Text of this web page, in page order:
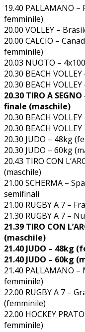
19.40 PALLAMANO
femminile)
20.00 VOLLEY –
20.00 CALCIO –
femminile)
20.03 NUOTO –
20.30 BEACH
20.30 BEACH
20.30 TIRO A
finale (maschile)
20.30 BEACH
20.30 BEACH
20.30 JUDO – 48kg
20.30 JUDO – 60kg
20.43 TIRO CON
(maschile)
21.00 SCHERMA –
semifinali
21.00 RUGBY A 7 –
21.30 RUGBY A 7 –
21.39 TIRO CON
(maschile)
21.40 JUDO – 48kg
21.40 JUDO – 60kg
21.40 PALLAMANO
femminile)
22.00 RUGBY A 7 –
(femminile)
22.00 HOCKEY
femminile)